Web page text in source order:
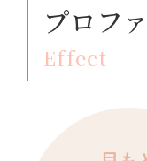
プロフ
Effect